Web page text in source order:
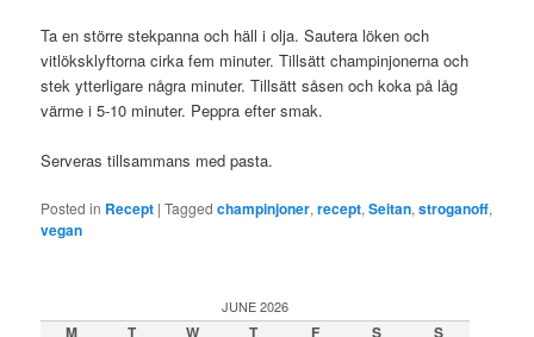
Ta en större stekpanna och häll i olja. Sautera löken och
vitlöksklyftorna cirka fem minuter. Tillsätt champinjonerna och
stek ytterligare några minuter. Tillsätt såsen och koka på låg
värme i 5-10 minuter. Peppra efter smak.
Serveras tillsammans med pasta.
Posted in Recept |Tagged champinjoner,recept,Seitan,stroganoff,
vegan
JUNE 2026